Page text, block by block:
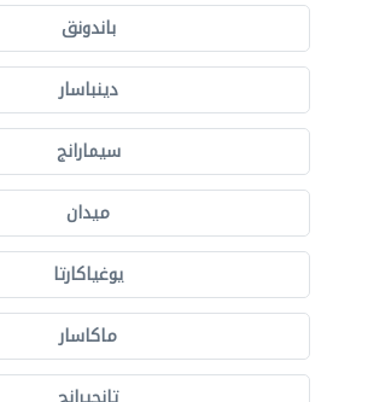
باندونق
دينباسار
سيمارانج
ميدان
يوغياكارتا
ماكاسار